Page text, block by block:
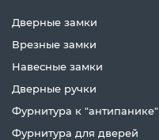
Дверные замки
Врезные замки
Навесные замки
Дверные ручки
Фурнитура к "антипанике"
Фурнитура для дверей